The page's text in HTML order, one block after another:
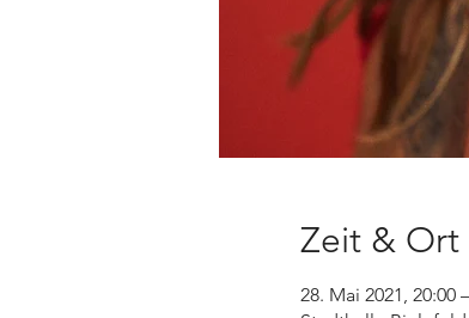
Zeit & Ort
28. Mai 2021, 20:00